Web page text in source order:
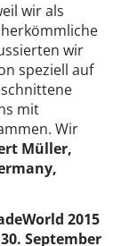
wir als
wir
speziell auf
mit
Wir
Müller,
2015
September